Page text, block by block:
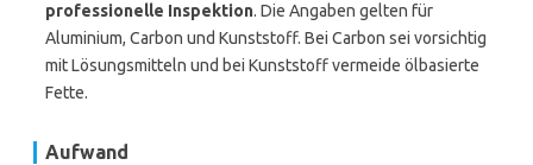
professionelle Inspektion. Die Angaben gelten für
Aluminium, Carbon und Kunststoff. Bei Carbon sei vorsichtig
mit Lösungsmitteln und bei Kunststoff vermeide ölbasierte
Fette.
Aufwand